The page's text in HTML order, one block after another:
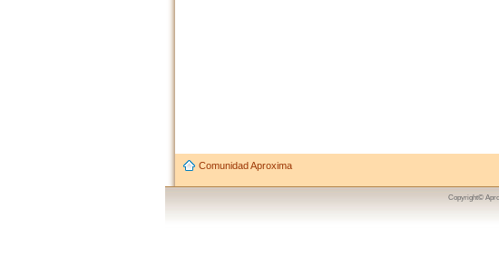
Comunidad Aproxima
Copyright©